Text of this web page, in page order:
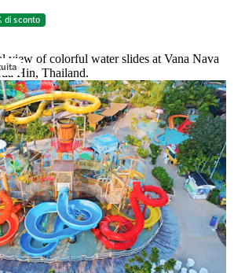
di sconto
view of colorful water slides at Vana Nava
Hin, Thailand.